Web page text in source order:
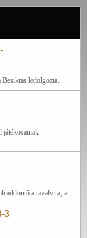
ledolgozta...
játékosainak
a tavalyira, a...
3